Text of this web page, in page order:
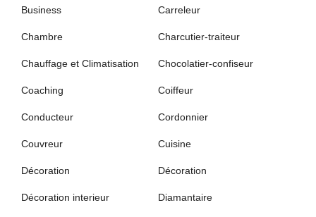
Business Carreleur
Chambre Charcutier-traiteur
Chauffage et Climatisation Chocolatier-confiseur
Coaching Coiffeur
Conducteur Cordonnier
Couvreur Cuisine
Décoration Décoration
Décoration interieur Diamantaire